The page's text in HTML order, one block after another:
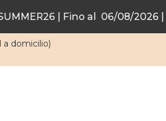
| Fino al 06/08/2026 |
a domicilio)